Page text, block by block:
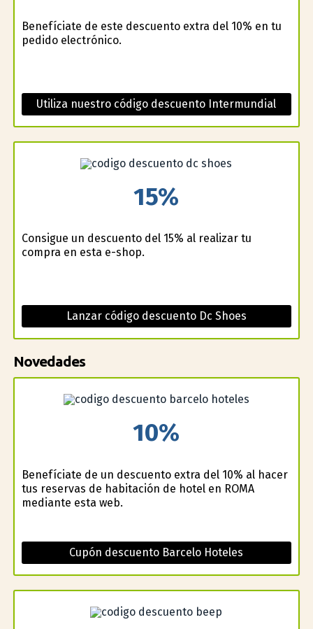
Benefíciate de este descuento extra del 10% en tu
pedido electrónico.
Utiliza nuestro código descuento Intermundial
15%
Consigue un descuento del 15% al realizar tu
compra en esta e-shop.
Lanzar código descuento Dc Shoes
Novedades
10%
Benefíciate de un descuento extra del 10% al hacer
tus reservas de habitación de hotel en ROMA
mediante esta web.
Cupón descuento Barcelo Hoteles